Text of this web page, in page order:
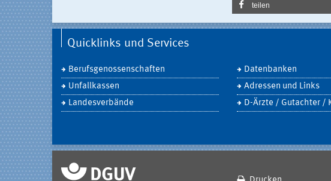
teilen
Quicklinks und Services
Berufsgenossenschaften
Unfallkassen
Landesverbände
Datenbanken
Adressen und Links
D-Ärzte / Gutachter /